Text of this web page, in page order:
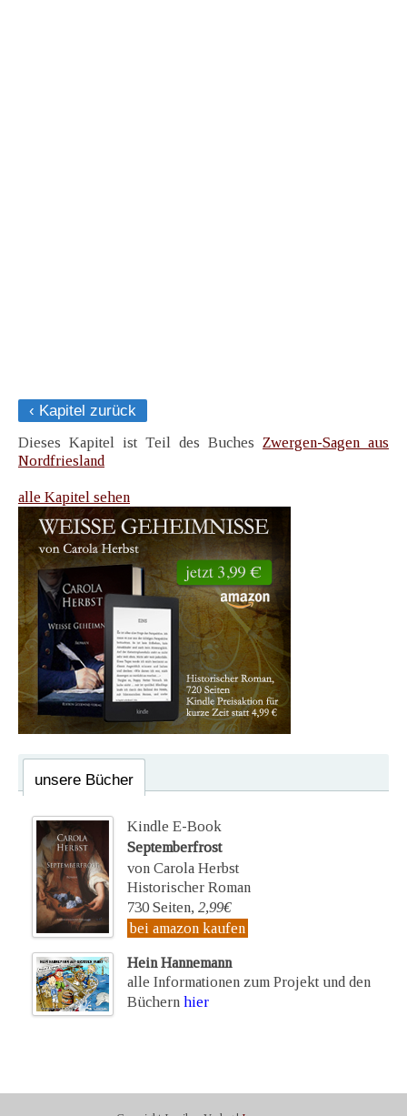
‹ Kapitel zurück
Dieses Kapitel ist Teil des Buches Zwergen-Sagen aus
Nordfriesland
alle Kapitel sehen
unsere Bücher
Kindle E-Book
Septemberfrost
von Carola Herbst
Historischer Roman
730 Seiten, 2,99€
bei amazon kaufen
Hein Hannemann
alle Informationen zum Projekt und den
Büchern hier